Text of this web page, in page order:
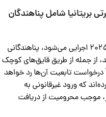
بریتانیا شامل پناهندگان
بله، طبق قوانین جدید که از 10 فوریه 2025 اجرایی می‌شود، پناهندگانی
از جمله از طریق قایق‌های کوچک
تابعیت آن‌ها رد خواهد
که ورود غیرقانونی به
موجب محرومیت از دریافت